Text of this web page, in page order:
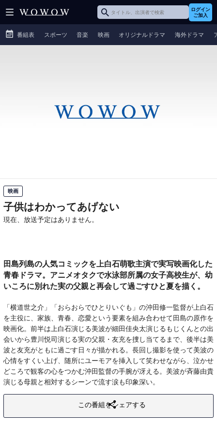
ログイン
ご加入
番組表 スポーツ 音楽 映画 オリジナルドラマ 海外ドラマ
映画
子供はわかってあげない
現在、放送予定はありません。
田島列島の人気コミックを上白石萌歌主演で実写映画化した
青春ドラマ。アニメオタクで水泳部所属の女子高校生が、幼
いころに別れた実の父親と再会して過ごすひと夏を描く。
「横道世之介」「おらおらでひとりいぐも」の沖田修一監督が上白石
を主役に、家族、青春、恋愛という要素を組み合わせて田島の原作を
映画化。前半は上白石演じる美波が細田佳央太演じるもじくんとの出
会いから豊川悦司演じる実の父親・友充を捜し当てるまで、後半は美
波と友充がともに過ごす日々が描かれる。長回し撮影を使って美波の
心情をすくい上げ、随所にユーモアを挿入して笑わせながら、泣かせ
どころで観客の心をつかむ沖田監督の手腕が冴える。美波が斉藤由貴
演じる母親と相対するシーンで流す涙も印象深い。
この番組をシェアする